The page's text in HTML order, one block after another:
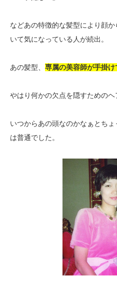
などあの特徴的な髪型により顔
いて気になっている人が続出。
あの髪型、 専属の美容師が手掛け
やはり何かの欠点を隠すためのヘ
いつからあの頭なのかなぁとち
は普通でした。